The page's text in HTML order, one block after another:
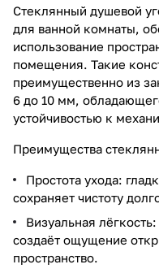
Стеклянный душевой
для ванной комнаты,
использование
помещения. Такие
преимущественно из
6 до 10 мм,
устойчивостью к
Преимущества
Простота ухода:
сохраняет чистоту
Визуальная
создаёт ощущение
пространство.